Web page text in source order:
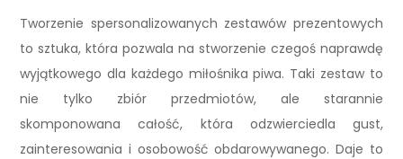
Tworzenie spersonalizowanych zestawów prezentowych
to sztuka, która pozwala na stworzenie czegoś naprawdę
wyjątkowego dla każdego miłośnika piwa. Taki zestaw to
nie tylko zbiór przedmiotów, ale starannie
skomponowana całość, która odzwierciedla gust,
zainteresowania i osobowość obdarowywanego. Daje to